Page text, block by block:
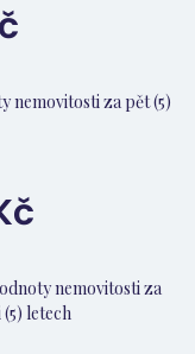
nemovitosti za pět (5)
nemovitosti za
letech